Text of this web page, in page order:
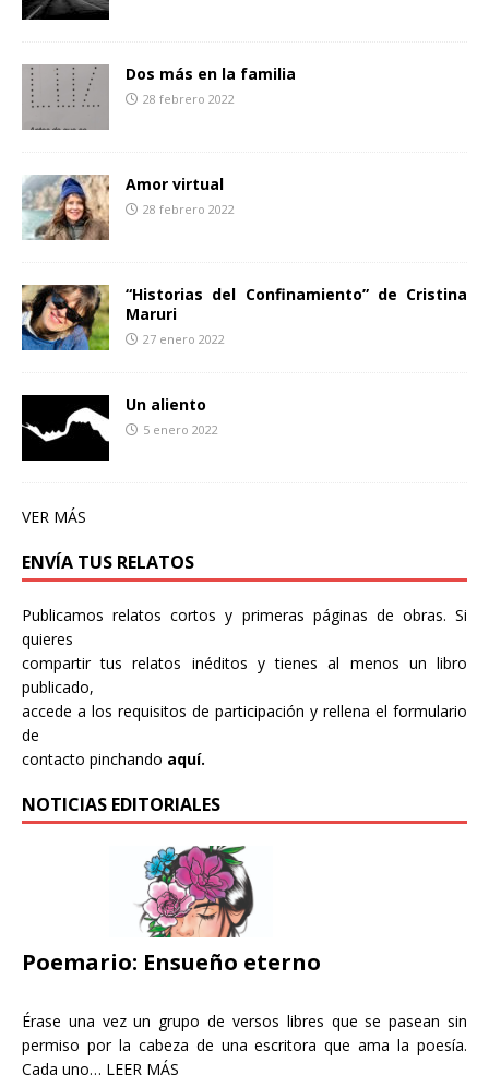
Dos más en la familia
28 febrero 2022
Amor virtual
28 febrero 2022
“Historias del Confinamiento” de Cristina
Maruri
27 enero 2022
Un aliento
5 enero 2022
VER MÁS
ENVÍA TUS RELATOS
Publicamos relatos cortos y primeras páginas de obras. Si
quieres
compartir tus relatos inéditos y tienes al menos un libro
publicado,
accede a los requisitos de participación y rellena el formulario
de
contacto pinchando aquí.
NOTICIAS EDITORIALES
Poemario: Ensueño eterno
Érase una vez un grupo de versos libres que se pasean sin
permiso por la cabeza de una escritora que ama la poesía.
Cada uno… LEER MÁS